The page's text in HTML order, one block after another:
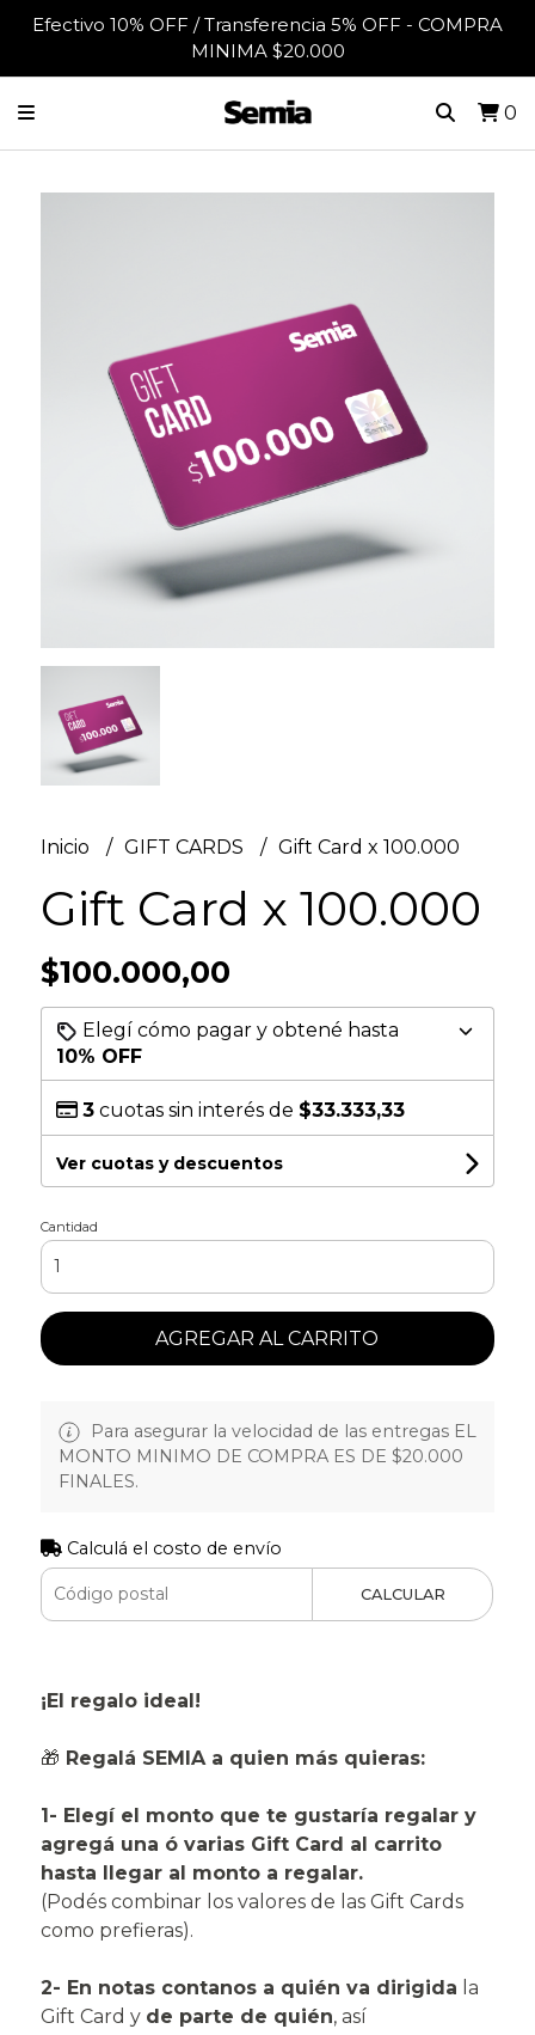
Efectivo 10% OFF / Transferencia 5% OFF - COMPRA
MINIMA $20.000
0
Inicio GIFT CARDS Gift Card x 100.000
Gift Card x 100.000
$100.000,00
Elegí cómo pagar y obtené hasta
10% OFF
3cuotas sin interés de $33.333,33
Ver cuotas y descuentos
Cantidad
AGREGAR AL CARRITO
Para asegurar la velocidad de las entregas EL
MONTO MINIMO DE COMPRA ES DE $20.000
FINALES.
Calculá el costo de envío
CALCULAR
¡El regalo ideal!
🎁 Regalá SEMIA a quien más quieras:
1- Elegí el monto que te gustaría regalar y
agregá una ó varias Gift Card al carrito
hasta llegar al monto a regalar.
(Podés combinar los valores de las Gift Cards
como prefieras).
2- En notas contanos a quién va dirigida la
Gift Card y de parte de quién, así